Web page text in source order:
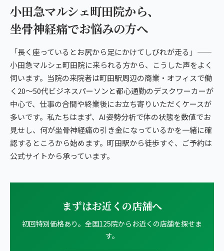
小田急マルシェ町田院から、
坐骨神経痛でお悩みの方へ
「長く座っているとお尻から足にかけてしびれが走る」——
小田急マルシェ町田院に来られる方から、こうした声をよく
伺います。当院の来院者は町田駅周辺の商業・オフィスで働
く20〜50代ビジネスパーソンと都心通勤のデスクワーカーが
中心で、仕事の合間や終業後にお立ち寄りいただくケースが
多いです。私たちはまず、AI姿勢分析で体の状態を数値でお
見せし、何が坐骨神経痛の引き金になっているかを一緒に確
認するところから始めます。町田駅から徒歩すぐ、ご予約は
公式サイトから承っています。
まずはお近くの店舗へ
初回特別価格あり。全国125院からお近くの店舗を探せま
す。